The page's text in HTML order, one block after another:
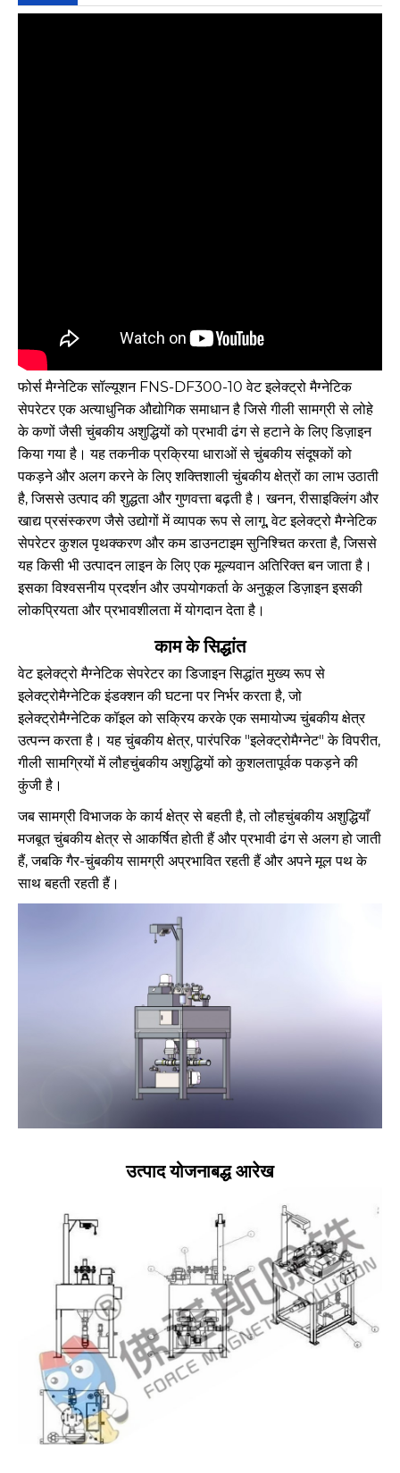
फोर्स मैग्नेटिक सॉल्यूशन FNS-DF300-10 वेट इलेक्ट्रो मैग्नेटिक
सेपरेटर एक अत्याधुनिक औद्योगिक समाधान है जिसे गीली सामग्री से लोहे
के कणों जैसी चुंबकीय अशुद्धियों को प्रभावी ढंग से हटाने के लिए डिज़ाइन
किया गया है। यह तकनीक प्रक्रिया धाराओं से चुंबकीय संदूषकों को
पकड़ने और अलग करने के लिए शक्तिशाली चुंबकीय क्षेत्रों का लाभ उठाती
है, जिससे उत्पाद की शुद्धता और गुणवत्ता बढ़ती है। खनन, रीसाइक्लिंग और
खाद्य प्रसंस्करण जैसे उद्योगों में व्यापक रूप से लागू, वेट इलेक्ट्रो मैग्नेटिक
सेपरेटर कुशल पृथक्करण और कम डाउनटाइम सुनिश्चित करता है, जिससे
यह किसी भी उत्पादन लाइन के लिए एक मूल्यवान अतिरिक्त बन जाता है।
इसका विश्वसनीय प्रदर्शन और उपयोगकर्ता के अनुकूल डिज़ाइन इसकी
लोकप्रियता और प्रभावशीलता में योगदान देता है।
काम के सिद्धांत
वेट इलेक्ट्रो मैग्नेटिक सेपरेटर का डिजाइन सिद्धांत मुख्य रूप से
इलेक्ट्रोमैग्नेटिक इंडक्शन की घटना पर निर्भर करता है, जो
इलेक्ट्रोमैग्नेटिक कॉइल को सक्रिय करके एक समायोज्य चुंबकीय क्षेत्र
उत्पन्न करता है। यह चुंबकीय क्षेत्र, पारंपरिक "इलेक्ट्रोमैग्नेट" के विपरीत,
गीली सामग्रियों में लौहचुंबकीय अशुद्धियों को कुशलतापूर्वक पकड़ने की
कुंजी है।
जब सामग्री विभाजक के कार्य क्षेत्र से बहती है, तो लौहचुंबकीय अशुद्धियाँ
मजबूत चुंबकीय क्षेत्र से आकर्षित होती हैं और प्रभावी ढंग से अलग हो जाती
हैं, जबकि गैर-चुंबकीय सामग्री अप्रभावित रहती हैं और अपने मूल पथ के
साथ बहती रहती हैं।
उत्पाद योजनाबद्ध आरेख